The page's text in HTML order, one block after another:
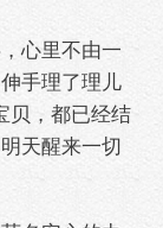
心里不由一
手理了理儿
贝，都已经结
天醒来一切